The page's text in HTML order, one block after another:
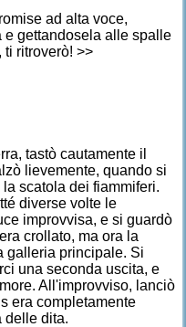
ad alta voce,
e gettandosela alle spalle
ti ritroverò! >>
tastò cautamente il
lievemente, quando si
scatola dei fiammiferi.
diverse volte le
improvvisa, e si guardò
crollato, ma ora la
galleria principale. Si
una seconda uscita, e
All'improvviso, lanciò
era completamente
delle dita.